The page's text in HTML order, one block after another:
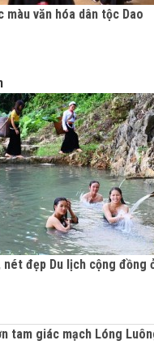
màu văn hóa dân tộc Dao
nét đẹp Du lịch cộng đồng
tam giác mạch Lóng